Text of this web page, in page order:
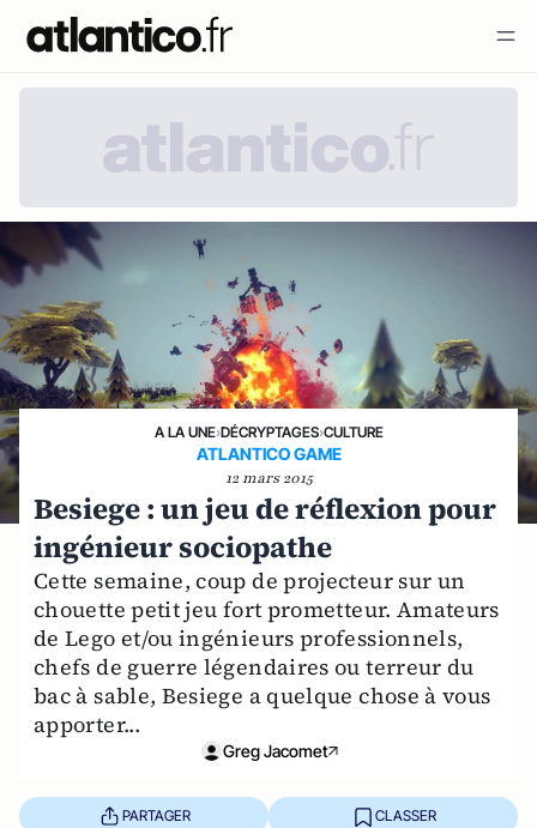
A LA UNE›DÉCRYPTAGES›CULTURE
ATLANTICO GAME
12 mars 2015
Besiege : un jeu de réflexion pour
ingénieur sociopathe
Cette semaine, coup de projecteur sur un
chouette petit jeu fort prometteur. Amateurs
de Lego et/ou ingénieurs professionnels,
chefs de guerre légendaires ou terreur du
bac à sable, Besiege a quelque chose à vous
apporter...
Greg Jacomet
PARTAGER CLASSER